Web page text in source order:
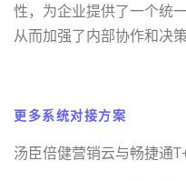
性，为企业提供了一个统
从而加强了内部协作和决策
更多系统对接方案